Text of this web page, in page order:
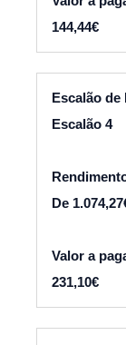
144,44€
Escalão 4
De
231,10€